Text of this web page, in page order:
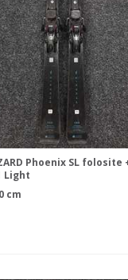
Phoenix SL
Light
cm